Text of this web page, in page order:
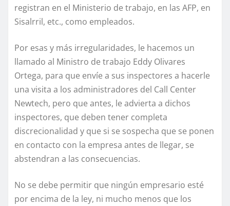
registran en el Ministerio de trabajo, en las AFP, en
Sisalrril, etc., como empleados.
Por esas y más irregularidades, le hacemos un
llamado al Ministro de trabajo Eddy Olivares
Ortega, para que envíe a sus inspectores a hacerle
una visita a los administradores del Call Center
Newtech, pero que antes, le advierta a dichos
inspectores, que deben tener completa
discrecionalidad y que si se sospecha que se ponen
en contacto con la empresa antes de llegar, se
abstendran a las consecuencias.
No se debe permitir que ningún empresario esté
por encima de la ley, ni mucho menos que los